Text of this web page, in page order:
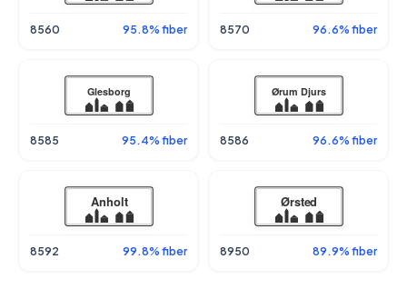
8560 95.8% fiber 8570 96.6% fiber
8585 95.4% fiber 8586 96.6% fiber
8592 99.8% fiber 8950 89.9% fiber